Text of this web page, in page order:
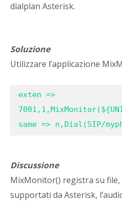
dialplan Asterisk.
Soluzione
Utilizzare l’applicazione
exten =>
same => n,Dial(SIP/
Discussione
MixMonitor() registra su
supportati da Asterisk,